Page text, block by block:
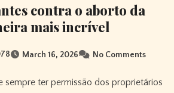
contra o aborto da
mais incrível
March 16, 2026 No Comments